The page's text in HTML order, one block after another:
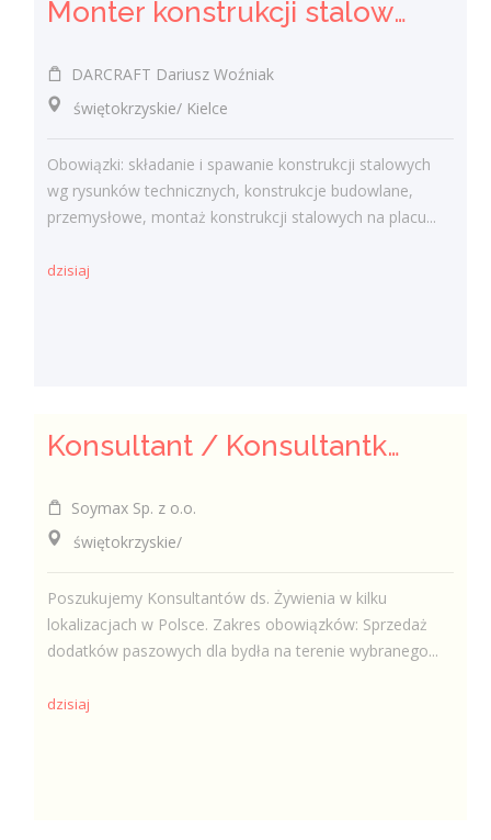
Monter konstrukcji stalowych - ślusarz (K/M/I)
DARCRAFT Dariusz Woźniak
świętokrzyskie/ Kielce
Obowiązki: składanie i spawanie konstrukcji stalowych
wg rysunków technicznych, konstrukcje budowlane,
przemysłowe, montaż konstrukcji stalowych na placu...
dzisiaj
Konsultant / Konsultantka ds. żywienia
Soymax Sp. z o.o.
świętokrzyskie/
Poszukujemy Konsultantów ds. Żywienia w kilku
lokalizacjach w Polsce. Zakres obowiązków: Sprzedaż
dodatków paszowych dla bydła na terenie wybranego...
dzisiaj